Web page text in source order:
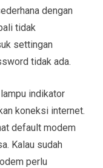
dengan
tidak
settingan
tidak ada.
indikator
koneksi internet.
default modem
Kalau sudah
perlu